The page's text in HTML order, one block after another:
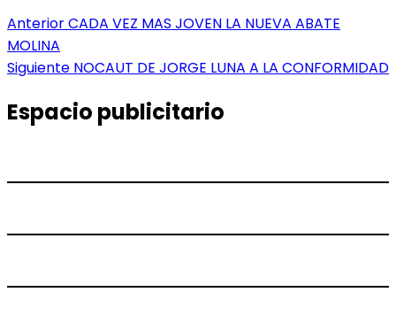
Navegación
de
AnteriorEntrada
CADA VEZ MAS JOVEN LA NUEVA ABATE
MOLINA
Siguiente Entrada
NOCAUT DE JORGE LUNA A LA CONFORMIDAD
Espacio publicitario